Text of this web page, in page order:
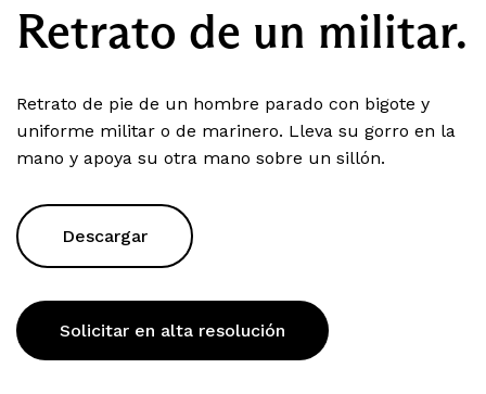
Retrato de un militar.
Retrato de pie de un hombre parado con bigote y
uniforme militar o de marinero. Lleva su gorro en la
mano y apoya su otra mano sobre un sillón.
Descargar
Solicitar en alta resolución